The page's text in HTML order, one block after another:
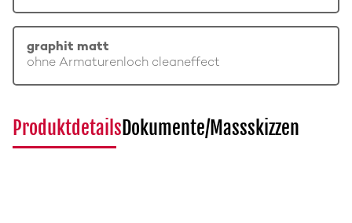
graphit matt
ohne Armaturenloch cleaneffect
ProduktdetailsDokumente/Massskizzen